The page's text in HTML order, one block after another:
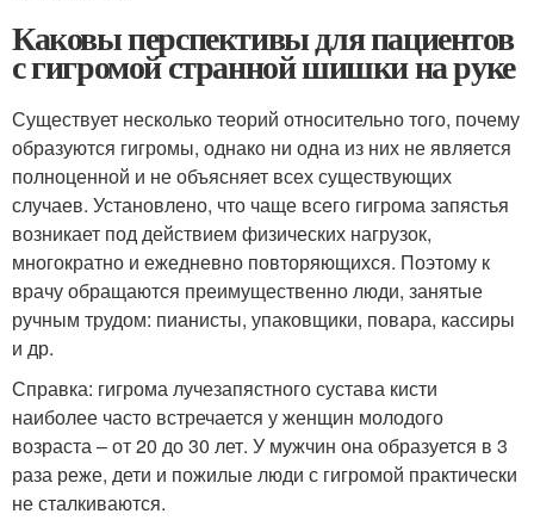
Каковы перспективы для пациентов
с гигромой странной шишки на руке
Существует несколько теорий относительно того, почему
образуются гигромы, однако ни одна из них не является
полноценной и не объясняет всех существующих
случаев. Установлено, что чаще всего гигрома запястья
возникает под действием физических нагрузок,
многократно и ежедневно повторяющихся. Поэтому к
врачу обращаются преимущественно люди, занятые
ручным трудом: пианисты, упаковщики, повара, кассиры
и др.
Справка: гигрома лучезапястного сустава кисти
наиболее часто встречается у женщин молодого
возраста – от 20 до 30 лет. У мужчин она образуется в 3
раза реже, дети и пожилые люди с гигромой практически
не сталкиваются.